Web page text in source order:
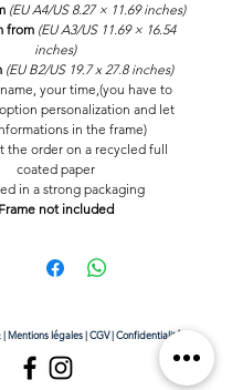
(EU A4/US 8.27 × 11.69 inches)
from (EU A3/US 11.69 × 16.54
inches)
(EU B2/US 19.7 x 27.8 inches)
your time,(you have to
personalization and let
in the frame)
the order on a recycled full
coated paper
in a strong packaging
Frame not included
|Mentions légales|CGV|Confidentialité